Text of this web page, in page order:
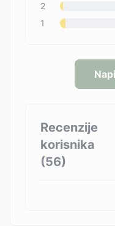
2
1
Recenzije
korisnika
(56)